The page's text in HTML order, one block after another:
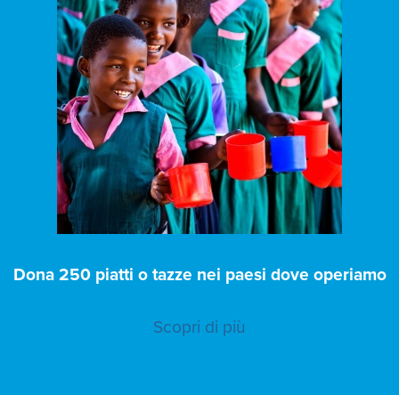
Dona 250 piatti o tazze nei paesi dove operiamo
Scopri di più